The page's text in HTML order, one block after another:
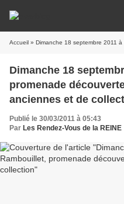
Accueil » Dimanche 18 septembre 2011 à Rambouillet,
Dimanche 18
promenade
anciennes et de
Publié le 30/03/2011 à 05:43
Par Les Rendez-Vous de la REINE